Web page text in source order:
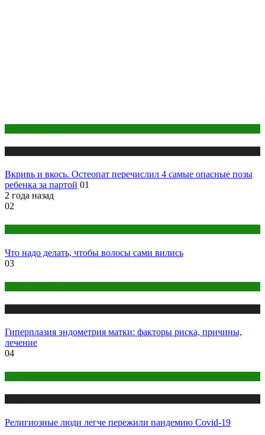
Вкривь и вкось. Остеопат перечислил 4 самые опасные позы
ребенка за партой 01
2 года назад
02
Что надо делать, чтобы волосы сами вились
03
Гиперплазия эндометрия матки: факторы риска, причины,
лечение
04
Религиозные люди легче пережили пандемию Covid-19